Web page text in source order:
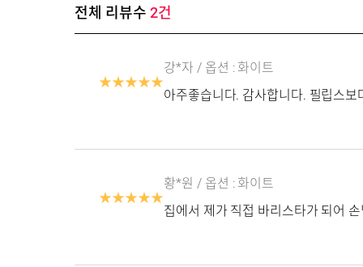
전체 리뷰수 2건
★★★★★
강*자 / 옵션 : 화이트
아주좋습니다. 감사합니다. 필립스보
★★★★★
황*원 / 옵션 : 화이트
집에서 제가 직접 바리스타가 되어